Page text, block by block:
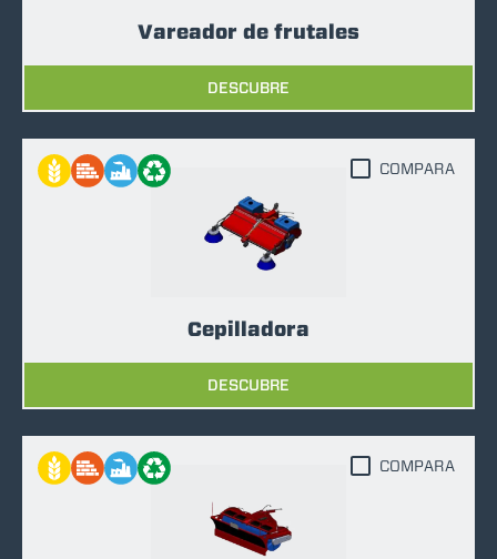
Vareador de frutales
DESCUBRE
Cepilladora
DESCUBRE
COMPARA
COMPARA